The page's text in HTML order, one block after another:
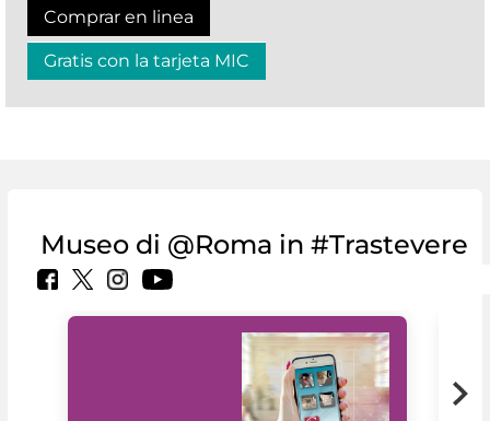
Comprar en linea
Gratis con la tarjeta MIC
Museo di @Roma in #Trastevere